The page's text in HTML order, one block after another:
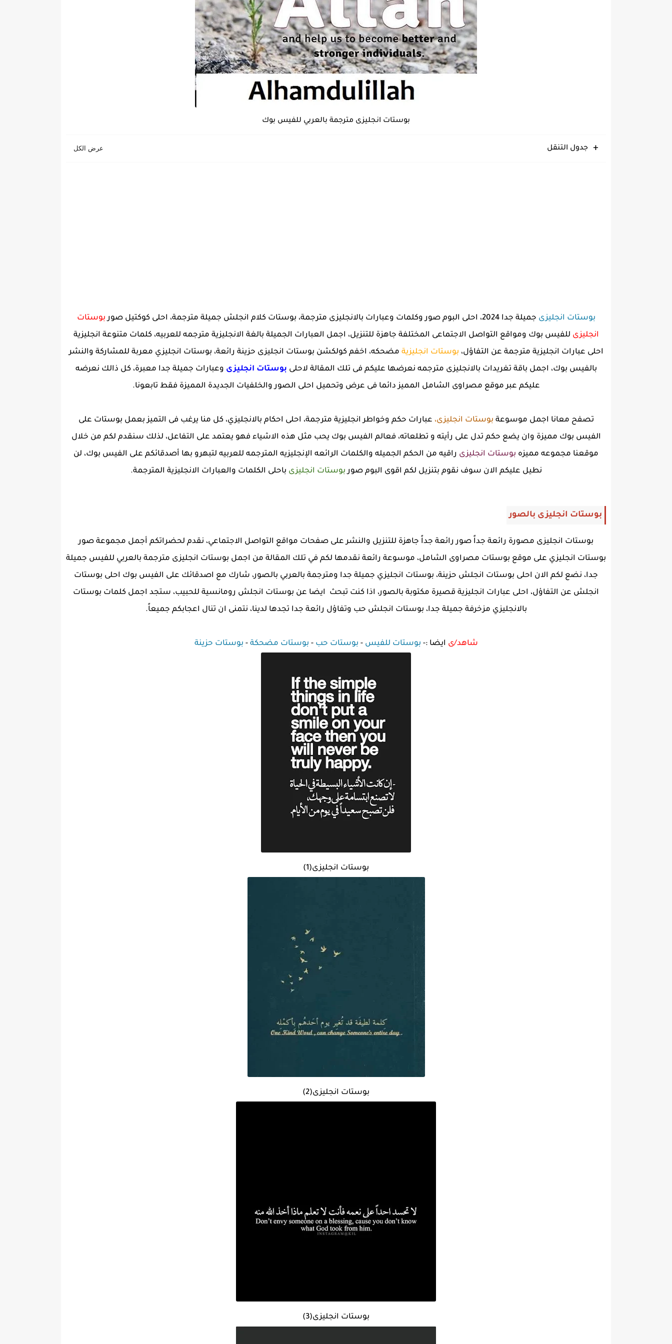
بوستات انجليزى مترجمة بالعربي للفيس بوك
جدول التنقل
بوستات انجليزى جميلة جدا 2024، احلى البوم صور وكلمات وعبارات بالانجليزى مترجمة، بوستات كلام انجلش جميلة مترجمة، احلى كوكتيل صور
بوستات
انجليزى للفيس بوك ومواقع التواصل الاجتماعى المختلفة جاهزة للتنزيل، اجمل العبارات الجميلة بالغة الانجليزية مترجمه للعربيه، كلمات متنوعة انجليزية
احلى عبارات انجليزية مترجمة عن التفاؤل، بوستات انجليزية مضحكه، اخفم كولكشن بوستات انجليزى حزينة رائعة، بوستات انجليزي معربة للمشاركة والنشر
بالفيس بوك، اجمل باقة تغريدات بالانجليزى مترجمه نعرضها عليكم فى تلك المقالة لاحلى بوستات انجليزى وعبارات جميلة جدا معبرة، كل ذالك نعرضه
عليكم عبر موقع مصراوى الشامل المميز دائما فى عرض وتحميل احلى الصور والخلفيات الجديدة المميزة فقط تابعونا.
تصفح معانا اجمل موسوعة بوستات انجليزى، عبارات حكم وخواطر انجليزية مترجمة، احلى احكام بالانجليزي، كل منا يرغب فى التميز بعمل بوستات على
الفيس بوك مميزة وان يضع حكم تدل على رأيته و تطلعاته، فعالم الفيس بوك يحب مثل هذه الاشياء فهو يعتمد على التفاعل، لذلك سنقدم لكم من خلال
موقعنا مجموعه مميزه بوستات انجليزى راقيه من الحكم الجميله والكلمات الرائعه الإنجليزيه المترجمه للعربيه لتبهرو بها أصدقائكم على الفيس بوك، لن
نطيل عليكم الان سوف نقوم بتنزيل لكم اقوى البوم صوربوستات انجليزى باحلى الكلمات والعبارات الانجليزية المترجمة.
بوستات انجليزى بالصور
بوستات انجليزى مصورة رائعة جداً صور رائعة جداً جاهزة للتنزيل والنشر على صفحات مواقع التواصل الاجتماعي، نقدم لحضراتكم أجمل مجموعة صور
بوستات انجليزي على موقع بوستات مصراوى الشامل، موسوعة رائعة نقدمها لكم في تلك المقالة من اجمل بوستات انجليزى مترجمة بالعربي للفيس جميلة
جدا، نضع لكم الان احلى بوستات انجلش حزينة، بوستات انجليزي جميلة جدا ومترجمة بالعربي بالصور، شارك مع اصدقائك على الفيس بوك احلى بوستات
انجلش عن التفاؤل، احلى عبارات انجليزية قصيرة مكتوبة بالصور، اذا كنت تبحث ايضا عن بوستات انجلش رومانسية للحبيب، ستجد اجمل كلمات بوستات
بالانجليزي مزخرفة جميلة جدا، بوستات انجلش حب وتفاؤل رائعة جدا تجدها لدينا، نتمنى ان تنال اعجابكم جميعاً.
شاهد/ى ايضا :- بوستات للفيس - بوستات حب - بوستات مضحكة- بوستات حزينة
بوستات انجليزى(1)
بوستات انجليزى(2)
بوستات انجليزى(3)